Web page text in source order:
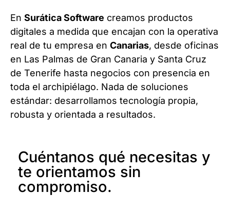
En Surática Software creamos productos
digitales a medida que encajan con la operativa
real de tu empresa en Canarias, desde oficinas
en Las Palmas de Gran Canaria y Santa Cruz
de Tenerife hasta negocios con presencia en
toda el archipiélago. Nada de soluciones
estándar: desarrollamos tecnología propia,
robusta y orientada a resultados.
Cuéntanos qué necesitas y
te orientamos sin
compromiso.